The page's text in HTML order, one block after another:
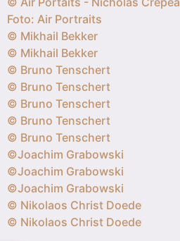
Foto: Air Portraits
© Mikhail Bekker
© Mikhail Bekker
© Bruno Tenschert
© Bruno Tenschert
© Bruno Tenschert
© Bruno Tenschert
© Bruno Tenschert
©Joachim Grabowski
©Joachim Grabowski
©Joachim Grabowski
© Nikolaos Christ Doede
© Nikolaos Christ Doede